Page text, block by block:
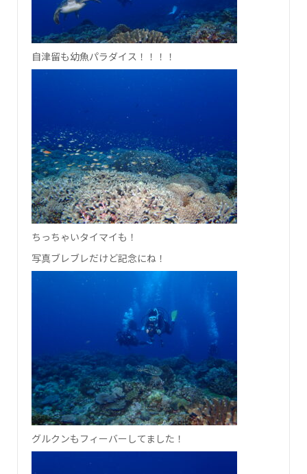
自津留も幼魚パラダイス！！！！
ちっちゃいタイマイも！
写真ブレブレだけど記念にね！
グルクンもフィーバーしてました！